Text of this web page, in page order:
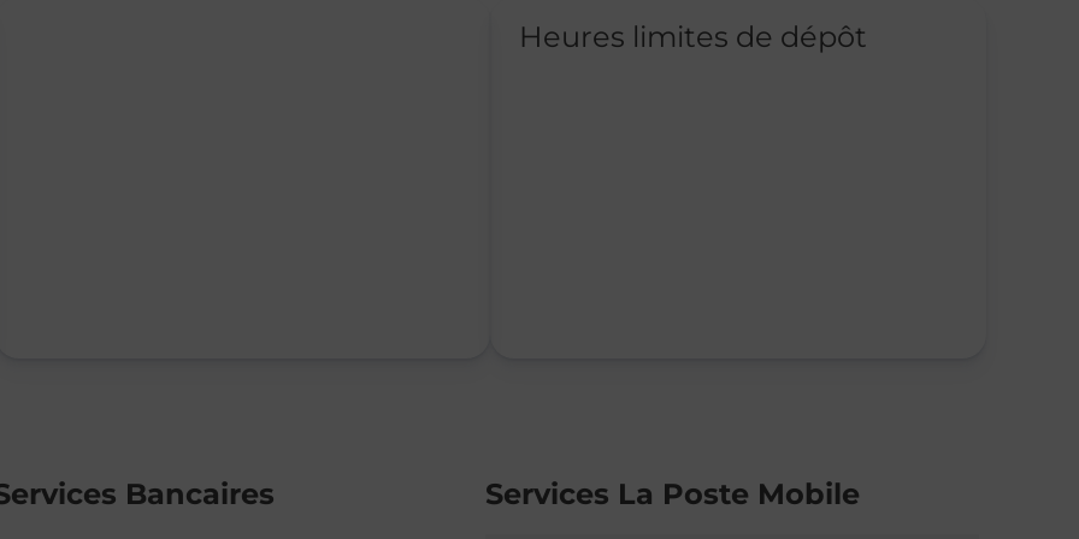
Heures limites de dépôt
Bancaires Services La Poste Mobile